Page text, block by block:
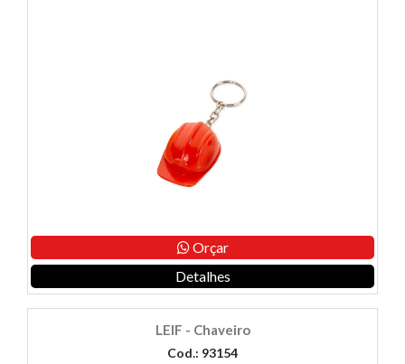
Orçar
Detalhes
LEIF - Chaveiro
Cod.: 93154